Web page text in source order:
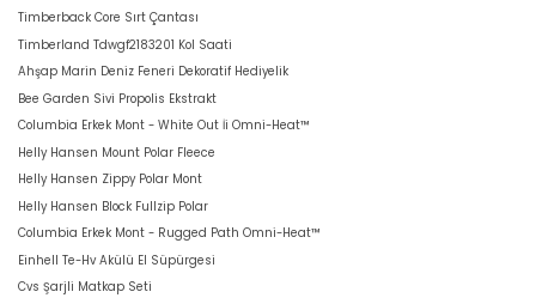
Timberback Core Sırt Çantası
Timberland Tdwgf2183201 Kol Saati
Ahşap Marin Deniz Feneri Dekoratif Hediyelik
Bee Garden Sivi Propolis Ekstrakt
Columbia Erkek Mont - White Out İi Omni-Heat™
Helly Hansen Mount Polar Fleece
Helly Hansen Zippy Polar Mont
Helly Hansen Block Fullzip Polar
Columbia Erkek Mont - Rugged Path Omni-Heat™
Einhell Te-Hv Akülü El Süpürgesi
Cvs Şarjli Matkap Seti